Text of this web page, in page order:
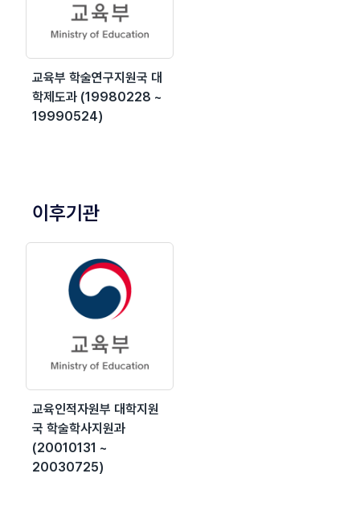
교육부 학술연구지원국 대
학제도과 (19980228 ~
19990524)
이후기관
교육인적자원부 대학지원
국 학술학사지원과
(20010131 ~
20030725)